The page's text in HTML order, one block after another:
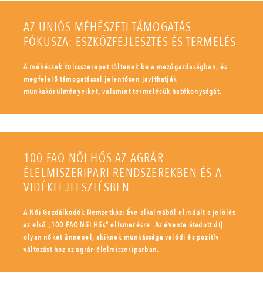
AZ UNIÓS MÉHÉSZETI TÁMOGATÁS
FÓKUSZA: ESZKÖZFEJLESZTÉS ÉS TERMELÉS
A méhészek kulcsszerepet töltenek be a mezőgazdaságban, és
megfelelő támogatással jelentősen javíthatják
munkakörülményeiket, valamint termelésük hatékonyságát.
100 FAO NŐI HŐS AZ AGRÁR-
ÉLELMISZERIPARI RENDSZEREKBEN ÉS A
VIDÉKFEJLESZTÉSBEN
A Női Gazdálkodók Nemzetközi Éve alkalmából elindult a jelölés
az első „100 FAO Női Hős” elismerésre. Az évente átadott díj
olyan nőket ünnepel, akiknek munkássága valódi és pozitív
változást hoz az agrár-élelmiszeriparban.